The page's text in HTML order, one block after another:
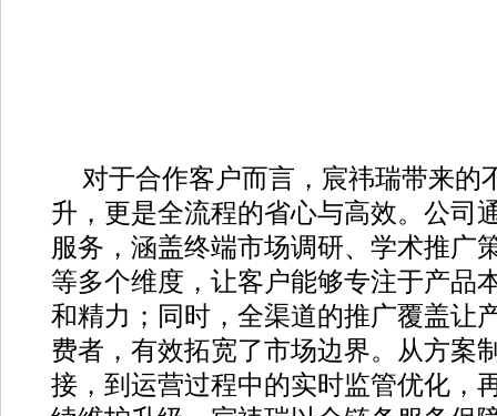
对于合作客户而言，宸祎瑞带来的
升，更是全流程的省心与高效。公司
服务，涵盖终端市场调研、学术推广
等多个维度，让客户能够专注于产品
和精力；同时，全渠道的推广覆盖让
费者，有效拓宽了市场边界。从方案
接，到运营过程中的实时监管优化，